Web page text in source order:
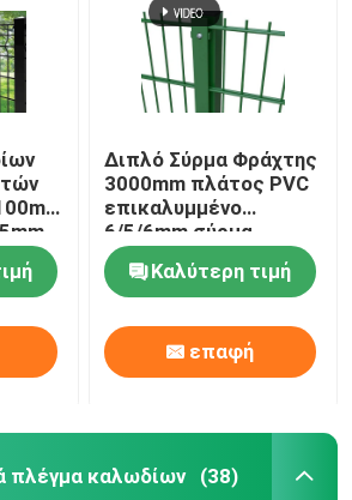
Διπλό Σύρμα Φράχτης
3000mm πλάτος PVC
επικαλυμμένο
6/5/6mm σύρμα
Καλύτερη τιμή
επαφή
πλέγμα καλωδίων (38)